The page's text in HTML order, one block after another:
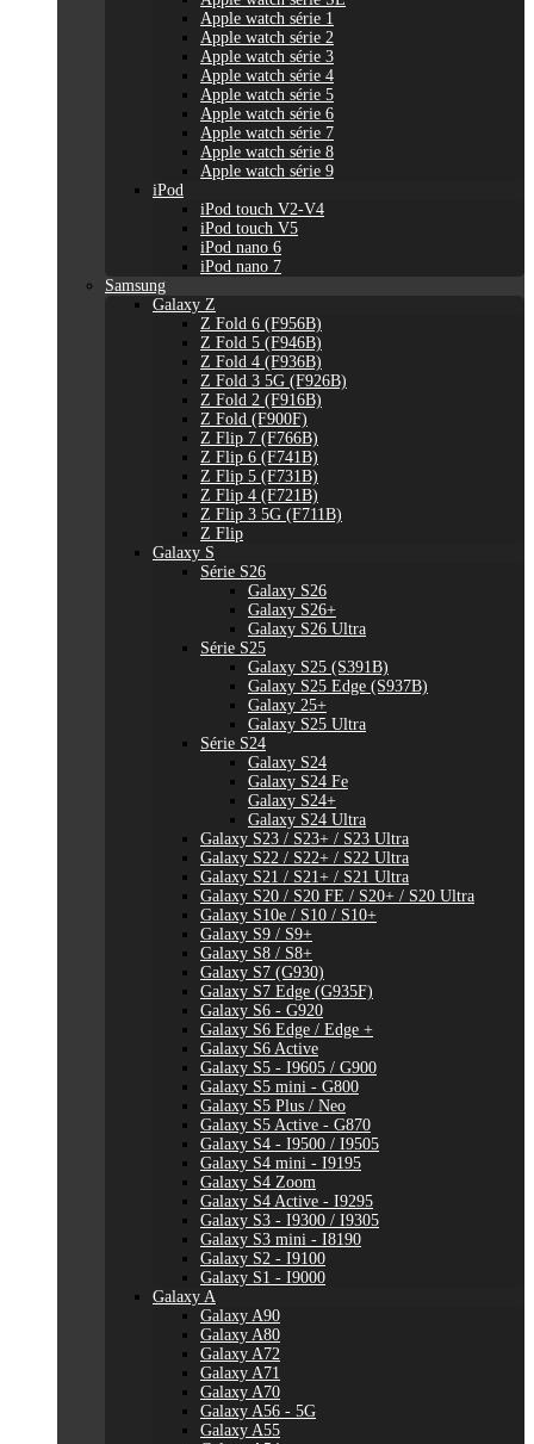
Apple watch série 1
Apple watch série 2
Apple watch série 3
Apple watch série 4
Apple watch série 5
Apple watch série 6
Apple watch série 7
Apple watch série 8
Apple watch série 9
iPod
iPod touch V2-V4
iPod touch V5
iPod nano 6
iPod nano 7
Samsung
Galaxy Z
Z Fold 6 (F956B)
Z Fold 5 (F946B)
Z Fold 4 (F936B)
Z Fold 3 5G (F926B)
Z Fold 2 (F916B)
Z Fold (F900F)
Z Flip 7 (F766B)
Z Flip 6 (F741B)
Z Flip 5 (F731B)
Z Flip 4 (F721B)
Z Flip 3 5G (F711B)
Z Flip
Galaxy S
Série S26
Galaxy S26
Galaxy S26+
Galaxy S26 Ultra
Série S25
Galaxy S25 (S391B)
Galaxy S25 Edge (S937B)
Galaxy 25+
Galaxy S25 Ultra
Série S24
Galaxy S24
Galaxy S24 Fe
Galaxy S24+
Galaxy S24 Ultra
Galaxy S23 / S23+ / S23 Ultra
Galaxy S22 / S22+ / S22 Ultra
Galaxy S21 / S21+ / S21 Ultra
Galaxy S20 / S20 FE / S20+ / S20 Ultra
Galaxy S10e / S10 / S10+
Galaxy S9 / S9+
Galaxy S8 / S8+
Galaxy S7 (G930)
Galaxy S7 Edge (G935F)
Galaxy S6 - G920
Galaxy S6 Edge / Edge +
Galaxy S6 Active
Galaxy S5 - I9605 / G900
Galaxy S5 mini - G800
Galaxy S5 Plus / Neo
Galaxy S5 Active - G870
Galaxy S4 - I9500 / I9505
Galaxy S4 mini - I9195
Galaxy S4 Zoom
Galaxy S4 Active - I9295
Galaxy S3 - I9300 / I9305
Galaxy S3 mini - I8190
Galaxy S2 - I9100
Galaxy S1 - I9000
Galaxy A
Galaxy A90
Galaxy A80
Galaxy A72
Galaxy A71
Galaxy A70
Galaxy A56 - 5G
Galaxy A55